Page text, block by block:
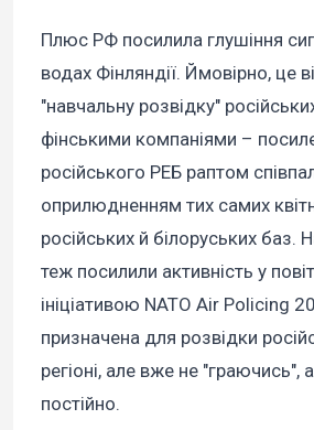
Плюс РФ посилила глушіння
водах Фінляндії. Ймовірно, це
"навчальну розвідку"
фінськими компаніями –
російського РЕБ раптом
оприлюдненням тих самих
російських й білоруських баз.
теж посилили активність у
ініціативою NATO Air Policing
призначена для розвідки
регіоні, але вже не "граючись",
постійно.